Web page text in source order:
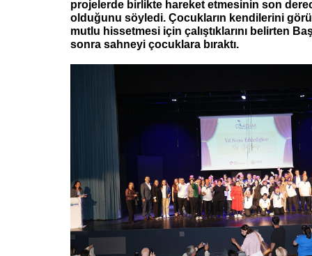
projelerde birlikte hareket etmesinin son
olduğunu söyledi. Çocukların kendilerini
mutlu hissetmesi için çalıştıklarını belirten
sonra sahneyi çocuklara bıraktı.